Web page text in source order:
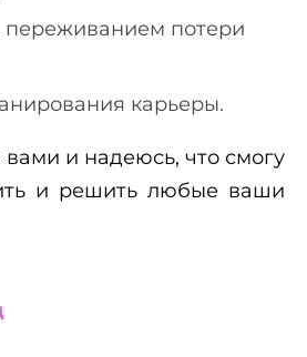
переживанием потери
карьеры.
и надеюсь, что смогу
и решить любые ваши